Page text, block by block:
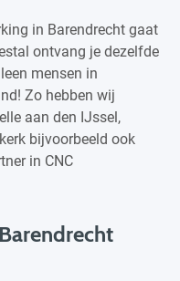
in Barendrecht gaat
ontvang je dezelfde
mensen in
Zo hebben wij
aan den IJssel,
bijvoorbeeld ook
in CNC